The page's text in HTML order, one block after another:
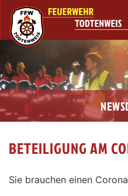
BETEILIGUNG AM
Sie brauchen einen